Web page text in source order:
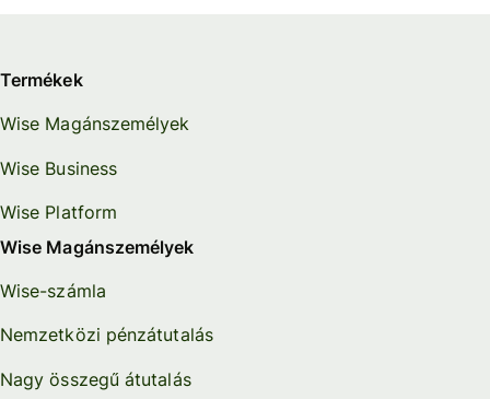
Termékek
Wise Magánszemélyek
Wise Business
Wise Platform
Wise Magánszemélyek
Wise-számla
Nemzetközi pénzátutalás
Nagy összegű átutalás